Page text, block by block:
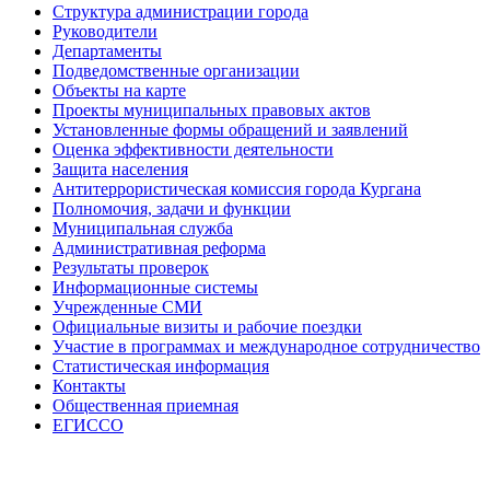
Структура администрации города
Руководители
Департаменты
Подведомственные организации
Объекты на карте
Проекты муниципальных правовых актов
Установленные формы обращений и заявлений
Оценка эффективности деятельности
Защита населения
Антитеррористическая комиссия города Кургана
Полномочия, задачи и функции
Муниципальная служба
Административная реформа
Результаты проверок
Информационные системы
Учрежденные СМИ
Официальные визиты и рабочие поездки
Участие в программах и международное сотрудничество
Статистическая информация
Контакты
Общественная приемная
ЕГИССО